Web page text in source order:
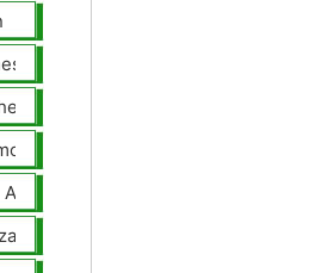
Mejoras Auto
Auto